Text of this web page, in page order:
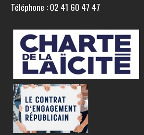
Téléphone : 02 41 60 47 47